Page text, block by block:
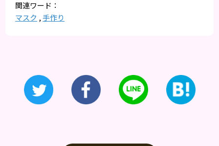
マスク ,手作り